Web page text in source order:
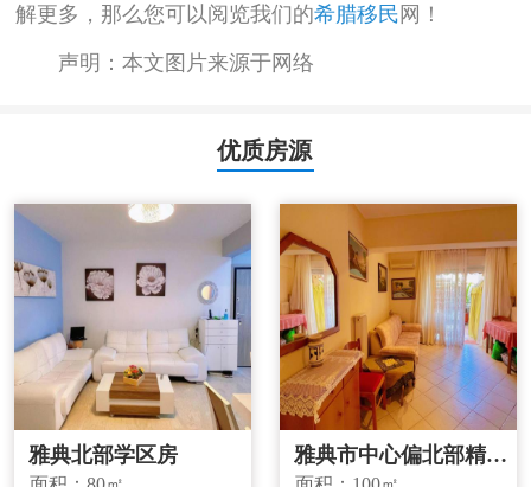
解更多，那么您可以阅览我们的希腊移民 网！
声明：本文图片来源于网络
优质房源
雅典北部学区房
雅典市中心偏北部精品